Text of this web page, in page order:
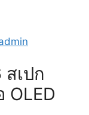
เปก
OLED